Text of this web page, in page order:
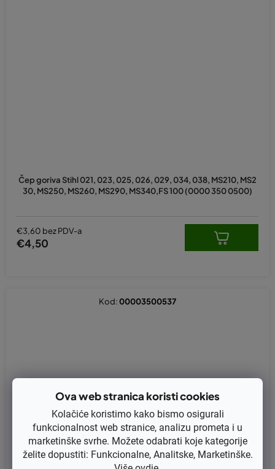
Ova web stranica koristi cookies
Kolačiće koristimo kako bismo osigurali
funkcionalnost web stranice, analizu prometa i u
marketinške svrhe. Možete odabrati koje kategorije
želite dopustiti: Funkcionalne, Analitske, Marketinške.
Čep goriva Stihl 021, 023, 025, 026, 029, 034, 038, MS210, MS2
30, MS250, MS260, MS290, MS340,FS 100 (0000 350 0500)
€3,60 bez PDV-a
€4,50
Kod:00003500537